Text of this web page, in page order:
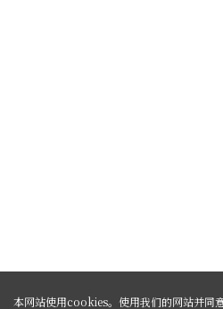
本网站使用cookies。使用我们的网站并同